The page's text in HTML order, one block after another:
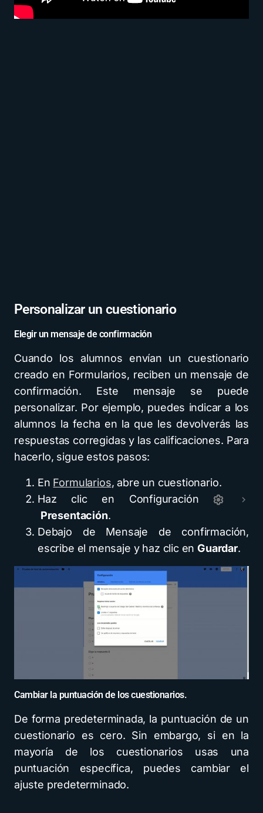
Personalizar un cuestionario
Elegir un mensaje de confirmación
Cuando los alumnos envían un cuestionario
creado en Formularios, reciben un mensaje de
confirmación. Este mensaje se puede
personalizar. Por ejemplo, puedes indicar a los
alumnos la fecha en la que les devolverás las
respuestas corregidas y las calificaciones. Para
hacerlo, sigue estos pasos:
En Formularios, abre un cuestionario.
Haz clic en Configuración
Presentación.
Debajo de Mensaje de confirmación,
escribe el mensaje y haz clic enGuardar.
Cambiar la puntuación de los cuestionarios.
De forma predeterminada, la puntuación de un
cuestionario es cero. Sin embargo, si en la
mayoría de los cuestionarios usas una
puntuación específica, puedes cambiar el
ajuste predeterminado.